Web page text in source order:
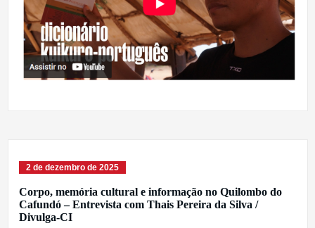
2 de dezembro de 2025
Corpo, memória cultural e informação no Quilombo do
Cafundó – Entrevista com Thais Pereira da Silva /
Divulga-CI